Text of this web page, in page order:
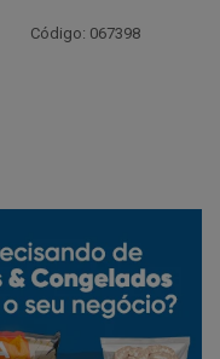
Código: 067398